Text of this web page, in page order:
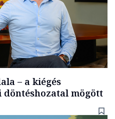
– a kiégés
döntéshozatal mögött